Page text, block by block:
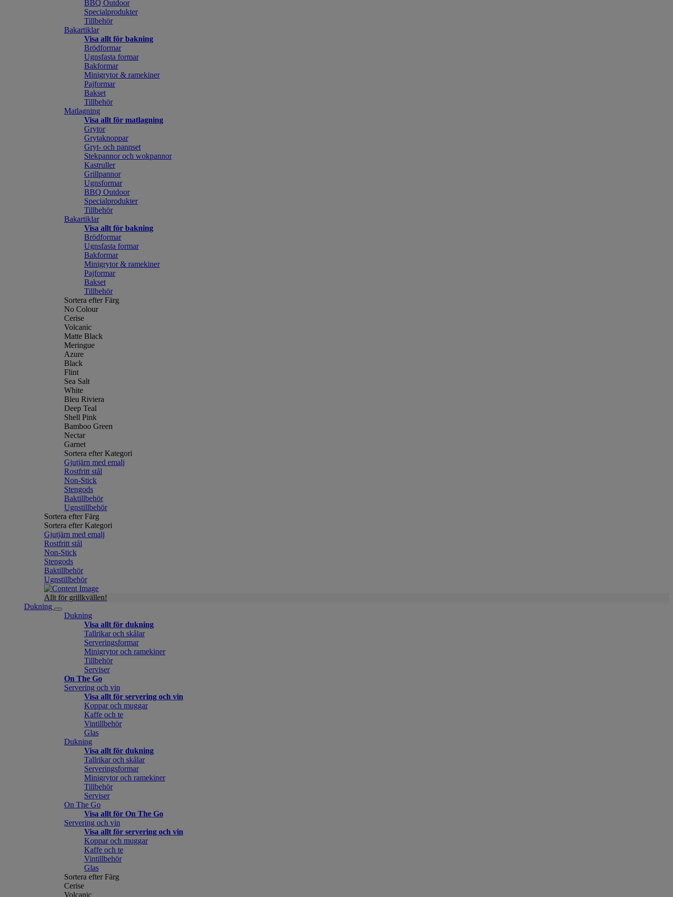
BBQ Outdoor
Specialprodukter
Tillbehör
Bakartiklar
Visa allt för bakning
Brödformar
Ugnsfasta formar
Bakformar
Minigrytor & ramekiner
Pajformar
Bakset
Tillbehör
Matlagning
Visa allt för matlagning
Grytor
Grytaknoppar
Gryt- och pannset
Stekpannor och wokpannor
Kastruller
Grillpannor
Ugnsformar
BBQ Outdoor
Specialprodukter
Tillbehör
Bakartiklar
Visa allt för bakning
Brödformar
Ugnsfasta formar
Bakformar
Minigrytor & ramekiner
Pajformar
Bakset
Tillbehör
Sortera efter Färg
No Colour
Cerise
Volcanic
Matte Black
Meringue
Azure
Black
Flint
Sea Salt
White
Bleu Riviera
Deep Teal
Shell Pink
Bamboo Green
Nectar
Garnet
Sortera efter Kategori
Gjutjärn med emalj
Rostfritt stål
Non-Stick
Stengods
Baktillbehör
Ugnstillbehör
Sortera efter Färg
Sortera efter Kategori
Gjutjärn med emalj
Rostfritt stål
Non-Stick
Stengods
Baktillbehör
Ugnstillbehör
Allt för grillkvällen!
Dukning
Dukning
Visa allt för dukning
Tallrikar och skålar
Serveringsformar
Minigrytor och ramekiner
Tillbehör
Serviser
On The Go
Servering och vin
Visa allt för servering och vin
Koppar och muggar
Kaffe och te
Vintillbehör
Glas
Dukning
Visa allt för dukning
Tallrikar och skålar
Serveringsformar
Minigrytor och ramekiner
Tillbehör
Serviser
On The Go
Visa allt för On The Go
Servering och vin
Visa allt för servering och vin
Koppar och muggar
Kaffe och te
Vintillbehör
Glas
Sortera efter Färg
Cerise
Volcanic